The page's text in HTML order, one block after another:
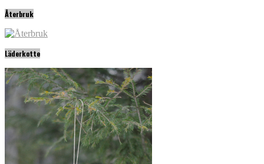
Återbruk
Läderkotte